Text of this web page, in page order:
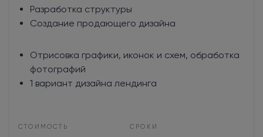
Разработка структуры
Создание продающего дизайна
Отрисовка графики, иконок и схем, обработка
фотографий
1 вариант дизайна лендинга
СТОИМОСТЬ СРОКИ